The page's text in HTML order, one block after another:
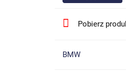
Pobierz
BMW